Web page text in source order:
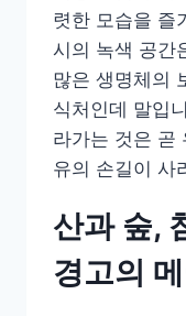
렷한 모습을 즐
시의 녹색 공간
많은 생명체의
식처인데 말입
라가는 것은 곧
유의 손길이 사
산과 숲,
경고의